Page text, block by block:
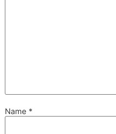
Name *